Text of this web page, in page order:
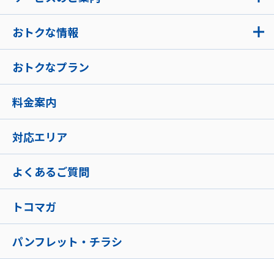
おトクな情報
おトクなプラン
料金案内
対応エリア
よくあるご質問
トコマガ
パンフレット・チラシ